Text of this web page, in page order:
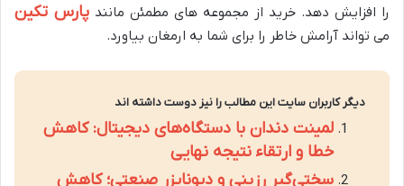
را افزایش دهد. خرید از مجموعه های مطمئن مانند پارس تکین
می تواند آرامش خاطر را برای شما به ارمغان بیاورد.
دیگر کاربران سایت این مطالب را نیز دوست داشته اند
لمینت دندان با دستگاه‌های دیجیتال: کاهش
خطا و ارتقاء نتیجه نهایی
سختی‌گیر رزینی و دیونایزر صنعتی؛ کاهش